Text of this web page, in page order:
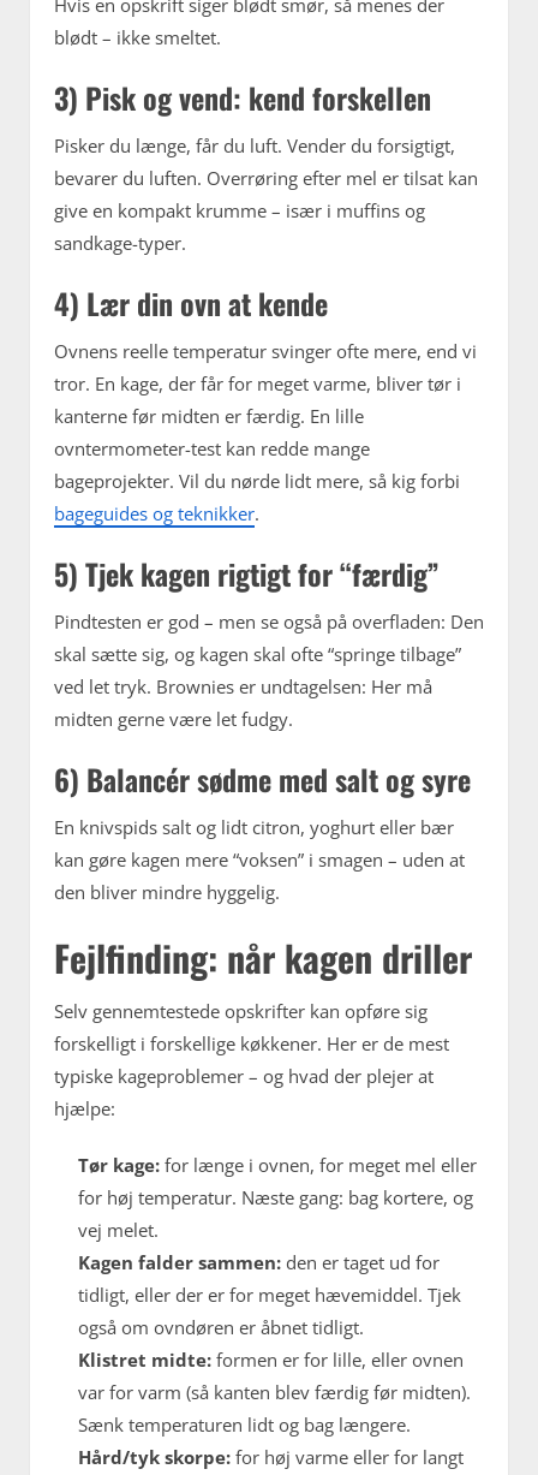
blødt – ikke smeltet.
3) Pisk og vend: kend forskellen
Pisker du længe, får du luft. Vender du forsigtigt,
bevarer du luften. Overrøring efter mel er tilsat kan
give en kompakt krumme – især i muffins og
sandkage-typer.
4) Lær din ovn at kende
Ovnens reelle temperatur svinger ofte mere, end vi
tror. En kage, der får for meget varme, bliver tør i
kanterne før midten er færdig. En lille
ovntermometer-test kan redde mange
bageprojekter. Vil du nørde lidt mere, så kig forbi
bageguides og teknikker.
5) Tjek kagen rigtigt for “færdig”
Pindtesten er god – men se også på overfladen: Den
skal sætte sig, og kagen skal ofte “springe tilbage”
ved let tryk. Brownies er undtagelsen: Her må
midten gerne være let fudgy.
6) Balancér sødme med salt og syre
En knivspids salt og lidt citron, yoghurt eller bær
kan gøre kagen mere “voksen” i smagen – uden at
den bliver mindre hyggelig.
Fejlfinding: når kagen driller
Selv gennemtestede opskrifter kan opføre sig
forskelligt i forskellige køkkener. Her er de mest
typiske kageproblemer – og hvad der plejer at
hjælpe:
Tør kage: for længe i ovnen, for meget mel eller
for høj temperatur. Næste gang: bag kortere, og
vej melet.
Kagen falder sammen: den er taget ud for
tidligt, eller der er for meget hævemiddel. Tjek
også om ovndøren er åbnet tidligt.
Klistret midte: formen er for lille, eller ovnen
var for varm (så kanten blev færdig før midten).
Sænk temperaturen lidt og bag længere.
Hård/tyk skorpe: for høj varme eller for langt